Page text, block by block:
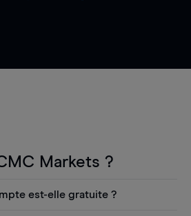
Markets ?
est-elle gratuite ?